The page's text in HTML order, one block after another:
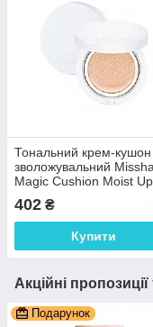
Тональний крем-кушон
зволожувальний Missha
Magic Cushion Moist Up
SPF50+/PA+++ №23 15
402 ₴
Купити
Акційні
Подарунок